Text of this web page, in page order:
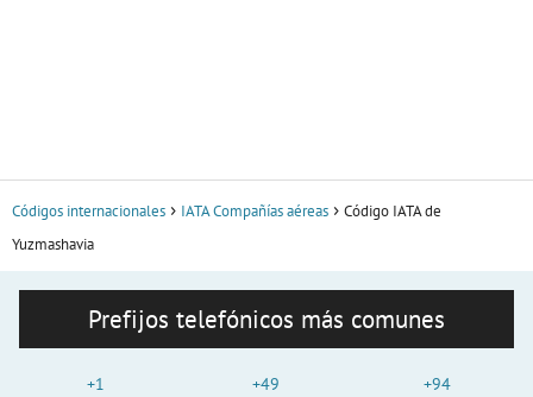
Códigos internacionales IATA Compañías aéreas
Código IATA de
Yuzmashavia
Prefijos telefónicos más comunes
+1
+49
+94